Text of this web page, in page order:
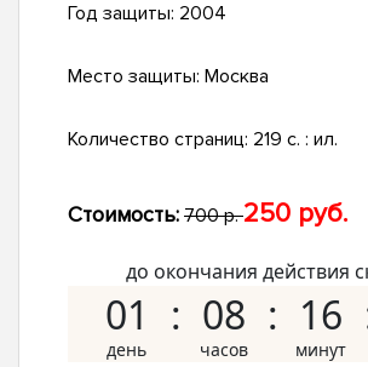
Год защиты: 2004
Место защиты: Москва
Количество страниц: 219 с. : ил.
Стоимость: 700 р.250 руб.
до окончания действия
01 08 16